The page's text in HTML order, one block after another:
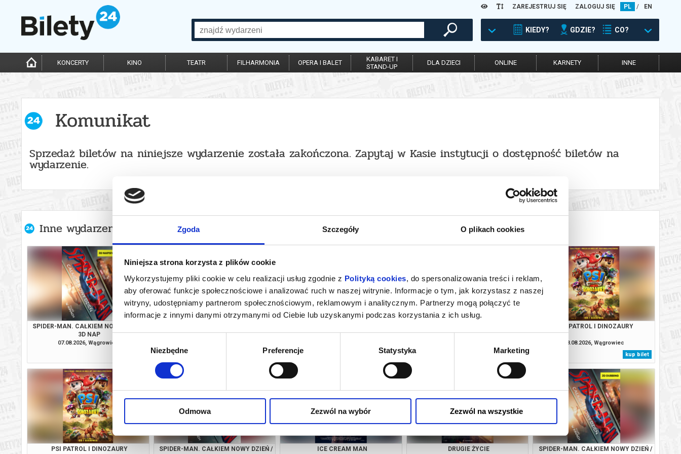
Zgoda Szczegóły O plikach cookies
Niniejsza strona korzysta z plików cookie
Wykorzystujemy pliki cookie w celu realizacji usług zgodnie z Polityką cookies, do spersonalizowania treści i reklam,
aby oferować funkcje społecznościowe i analizować ruch w naszej witrynie. Informacje o tym, jak korzystasz z naszej
witryny, udostępniamy partnerom społecznościowym, reklamowym i analitycznym. Partnerzy mogą połączyć te
informacje z innymi danymi otrzymanymi od Ciebie lub uzyskanymi podczas korzystania z ich usług.
Niezbędne Preferencje Statystyka Marketing
Odmowa Zezwól na wybór Zezwól na wszystkie
ZAREJESTRUJ SIĘ ZALOGUJ SIĘ PL / EN
KIEDY? GDZIE? CO?
KONCERTY KINO TEATR FILHARMONIA OPERA I BALET
KABARET I
STAND-UP
DLA DZIECI ONLINE KARNETY INNE
Komunikat
Sprzedaż biletów na niniejsze wydarzenie została zakończona. Zapytaj w Kasie instytucji o dostępność biletów na
wydarzenie.
Inne wydarzenia organizatora
SPIDER-MAN. CAŁKIEM NOWY DZIEŃ /
3D NAP
07.08.2026, Wągrowiec
kup bilet
kup bilet
2D DUB
kup bilet
PSI PATROL I DINOZAURY
08.08.2026, Wągrowiec
kup bilet
PSI PATROL I DINOZAURY
SPIDER-MAN. CAŁKIEM NOWY DZIEŃ /
ICE CREAM MAN DRUGIE ŻYCIE
SPIDER-MAN. CAŁKIEM NOWY DZIEŃ /